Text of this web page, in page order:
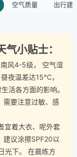
空气质量 出行建
小贴士：
风4-5级， 空气湿
夜温差达15℃，
活各方面的影响。
需要注意过敏、感
宜着大衣、呢外套
建议涂擦SPF20以
光下。 在晨练方